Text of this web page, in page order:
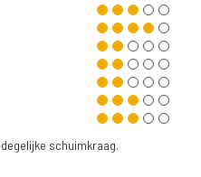
schuimkraag.